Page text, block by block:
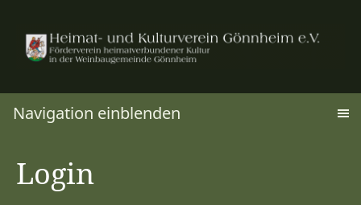
Navigation einblenden
Login